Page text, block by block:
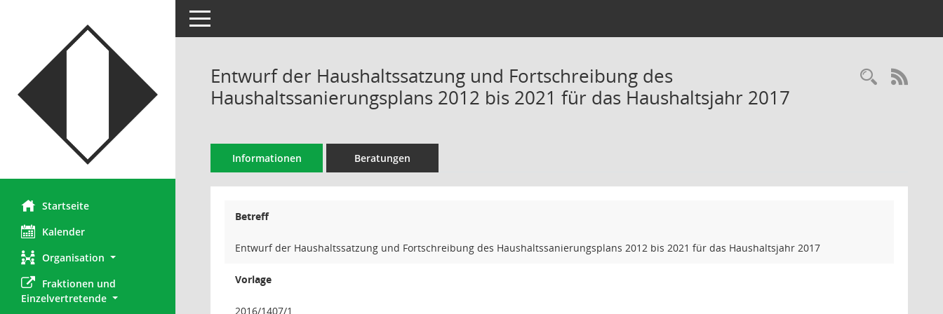
Startseite
Kalender
Organisation
Fraktionen und
Einzelvertretende
Toggle navigation
Entwurf der Haushaltssatzung und Fortschreibung des
Haushaltssanierungsplans 2012 bis 2021 für das Haushaltsjahr 2017
Informationen Beratungen
Betreff
Entwurf der Haushaltssatzung und Fortschreibung des Haushaltssanierungsplans 2012 bis 2021 für das Haushaltsjahr 2017
Vorlage
2016/1407/1